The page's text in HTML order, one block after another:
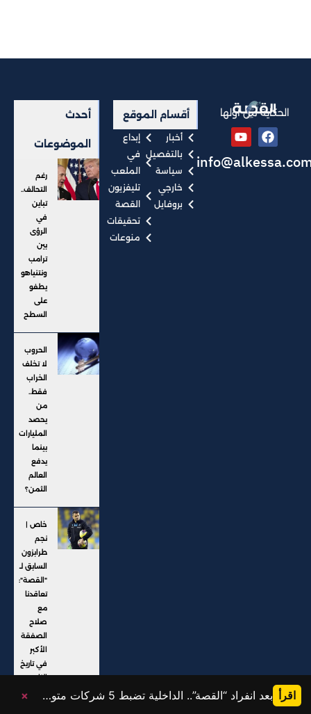
الحكاية من أولها أقسام الموقع
أخبار
بالتفصيل
سياسة
خارجي
بروفايل
إبداع
في
الملعب
تليفزيون
القصة
تحقيقات
منوعات
أحدث
الموضوعات
رغم
التحالف..
تباين
في
الرؤى
بين
ترامب
ونتنياهو
يطفو
على
السطح
الحروب
لا تخلف
الخراب
فقط..
من
يحصد
المليارات
بينما
يدفع
العالم
الثمن؟
خاص |
نجم
طرابزون
السابق لـ
"القصة":
تعاقدنا
مع
صلاح
الصفقة
الأكبر
في تاريخ
النادي
@ جميع الحقوق محفوظة، موقع القصة 2025، تم التطوير بواسطة: Karim Saad
اقرأ بعد انفراد “القصة”.. الداخلية تضبط 5 شركات متورطة في النصب على المواطنين وإيهامهم بفرص عمل خارج البلاد ×